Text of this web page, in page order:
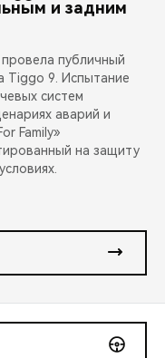
и задним
публичный
Tiggo 9. Испытание
систем
аварий и
Family»
на защиту